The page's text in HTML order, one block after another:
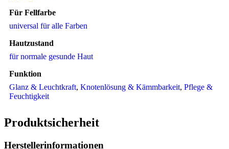
Für Fellfarbe
universal für alle Farben
Hautzustand
für normale gesunde Haut
Funktion
Glanz & Leuchtkraft, Knotenlösung & Kämmbarkeit, Pflege &
Feuchtigkeit
Produktsicherheit
Herstellerinformationen